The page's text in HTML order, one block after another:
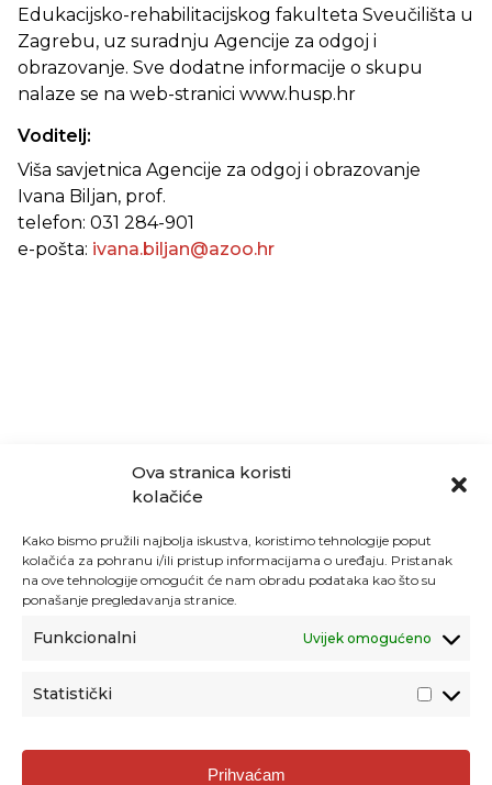
Ova stranica koristi
kolačiće
Kako bismo pružili najbolja iskustva, koristimo tehnologije poput
kolačića za pohranu i/ili pristup informacijama o uređaju. Pristanak
na ove tehnologije omogućit će nam obradu podataka kao što su
ponašanje pregledavanja stranice.
Funkcionalni Uvijek omogućeno
Statistički
Prihvaćam
Edukacijsko-rehabilitacijskog fakulteta Sveučilišta u
Zagrebu, uz suradnju Agencije za odgoj i
obrazovanje. Sve dodatne informacije o skupu
nalaze se na web-stranici www.husp.hr
Voditelj:
Viša savjetnica Agencije za odgoj i obrazovanje
Ivana Biljan, prof.
telefon: 031 284-901
e-pošta: ivana.biljan@azoo.hr
Agencija za odgoj i obrazovanje